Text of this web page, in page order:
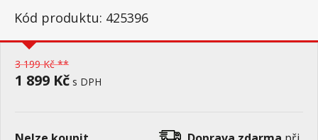
Kód produktu: 425396
3 199 Kč **
1 899 Kč s DPH